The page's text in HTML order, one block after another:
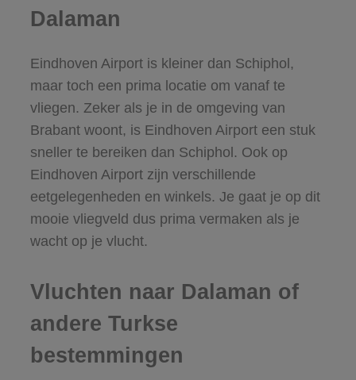
Dalaman
Eindhoven Airport is kleiner dan Schiphol,
maar toch een prima locatie om vanaf te
vliegen. Zeker als je in de omgeving van
Brabant woont, is Eindhoven Airport een stuk
sneller te bereiken dan Schiphol. Ook op
Eindhoven Airport zijn verschillende
eetgelegenheden en winkels. Je gaat je op dit
mooie vliegveld dus prima vermaken als je
wacht op je vlucht.
Vluchten naar Dalaman of
andere Turkse
bestemmingen